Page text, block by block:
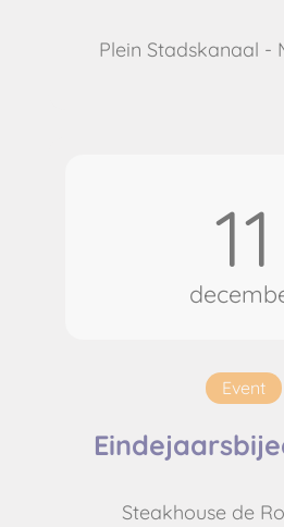
Plein Stadskanaal -
11
Event
Steakhouse de